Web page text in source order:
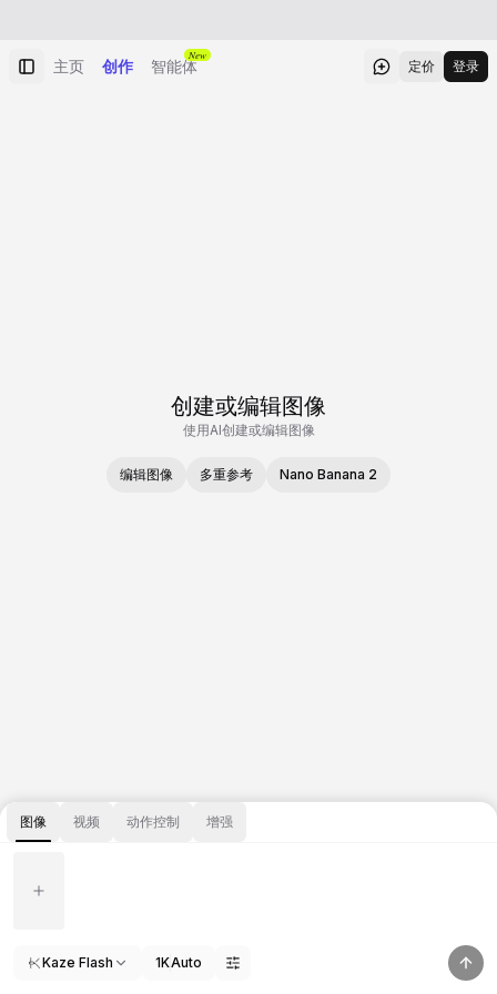
主页 创作 智能体
New
定价 登录
创建或编辑图像
使用AI创建或编辑图像
编辑图像 多重参考 Nano Banana 2
图像 视频 动作控制 增强
Kaze Flash 1KAuto